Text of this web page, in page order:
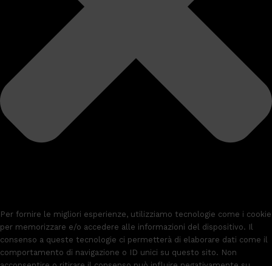
Per fornire le migliori esperienze, utilizziamo tecnologie come i cookie
per memorizzare e/o accedere alle informazioni del dispositivo. Il
consenso a queste tecnologie ci permetterà di elaborare dati come il
comportamento di navigazione o ID unici su questo sito. Non